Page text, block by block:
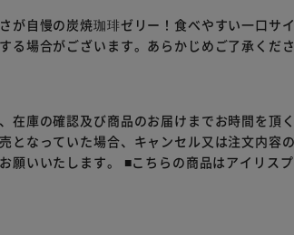
が自慢の炭焼珈琲ゼリー！食べやすい一口サ
場合がございます。あらかじめご了承くださ
庫の確認及び商品のお届けまでお時間を頂く
となっていた場合、キャンセル又は注文内容
願いいたします。 ■こちらの商品はアイリス